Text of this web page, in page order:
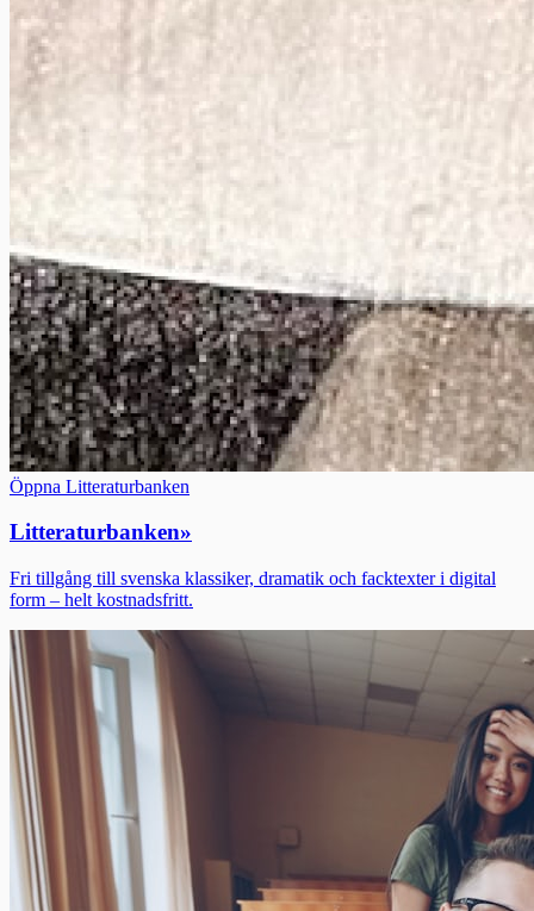
Öppna Litteraturbanken
Litteraturbanken»
Fri tillgång till svenska klassiker, dramatik och facktexter i digital
form – helt kostnadsfritt.